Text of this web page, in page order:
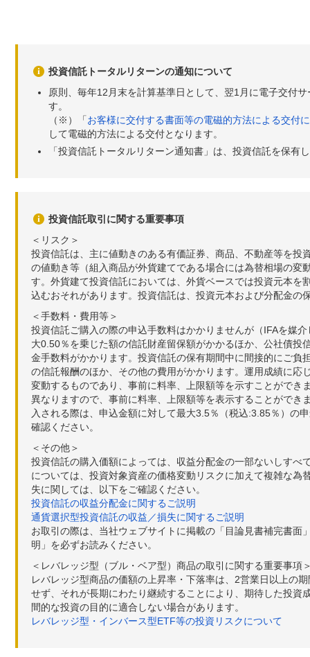
投資信託トータルリターンの通知について
原則、毎年12月末を計算基準日として、翌1月に電子交付
す。
（※）「お客様に交付する書面等の電磁的方法による交付
して電磁的方法による交付となります。
「投資信託トータルリターン通知書」は、投資信託を保有
投資信託取引に関する重要事項
＜リスク＞
投資信託は、主に値動きのある有価証券、商品、不動産等を
の値動き等（組入商品が外貨建てである場合には為替相場の
す。外貨建て投資信託においては、外貨ベースでは投資元本
込むおそれがあります。投資信託は、投資元本および分配金の
＜手数料・費用等＞
投資信託ご購入の際の申込手数料はかかりませんが（IFAを媒
大0.50％を乗じた額の信託財産留保額がかかるほか、公社債
金手数料がかかります。投資信託の保有期間中に間接的にご
の信託報酬のほか、その他の費用がかかります。運用成績に
変動するものであり、事前に料率、上限額等を示すことがで
異なりますので、事前に料率、上限額等を表示することがで
入される際は、申込金額に対して最大3.5％（税込:3.85％）の
確認ください。
＜その他＞
投資信託の購入価額によっては、収益分配金の一部ないしす
については、投資対象資産の価格変動リスクに加えて複雑な
失に関しては、以下をご確認ください。
投資信託の収益分配金に関するご説明
通貨選択型投資信託の収益／損失に関するご説明
お取引の際は、当社ウェブサイトに掲載の「目論見書補完書
明」を必ずお読みください。
＜レバレッジ型（ブル・ベア型）商品の取引に関する重要事項
レバレッジ型商品の価額の上昇率・下落率は、2営業日以上の
せず、それが長期にわたり継続することにより、期待した投
間的な投資の目的に適合しない場合があります。
レバレッジ型・インバース型ETF等の投資リスクについて